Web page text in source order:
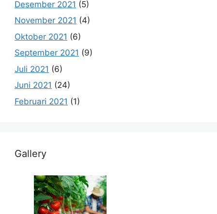
Desember 2021 (5)
November 2021 (4)
Oktober 2021 (6)
September 2021 (9)
Juli 2021 (6)
Juni 2021 (24)
Februari 2021 (1)
Gallery